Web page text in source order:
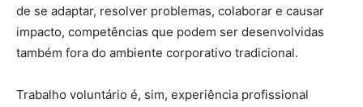
de se adaptar, resolver problemas, colaborar e causar
impacto, competências que podem ser desenvolvidas
também fora do ambiente corporativo tradicional.
Trabalho voluntário é, sim, experiência profissional